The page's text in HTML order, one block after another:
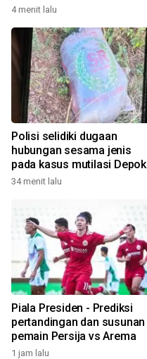
4 menit lalu
Polisi selidiki dugaan
hubungan sesama jenis
pada kasus mutilasi Depok
34 menit lalu
Piala Presiden - Prediksi
pertandingan dan susunan
pemain Persija vs Arema
1 jam lalu